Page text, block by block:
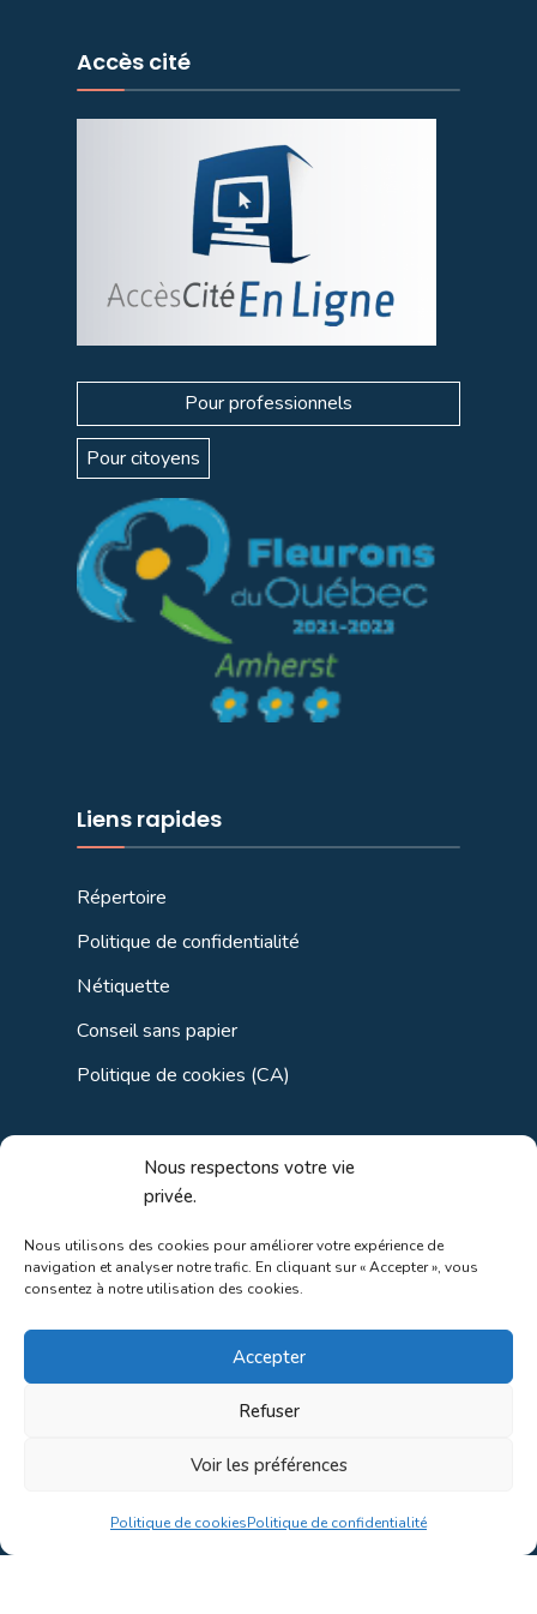
Nous respectons votre vie
privée.
Nous utilisons des cookies pour améliorer votre expérience de
navigation et analyser notre trafic. En cliquant sur « Accepter », vous
consentez à notre utilisation des cookies.
Accepter
Refuser
Voir les préférences
Politique de cookiesPolitique de confidentialité
Accès cité
Pour professionnels
Pour citoyens
Liens rapides
Répertoire
Politique de confidentialité
Nétiquette
Conseil sans papier
Politique de cookies (CA)
Liens utiles
Liens régionaux
Liens gouvernements
Liens touristiques
Au coeur de la nature!